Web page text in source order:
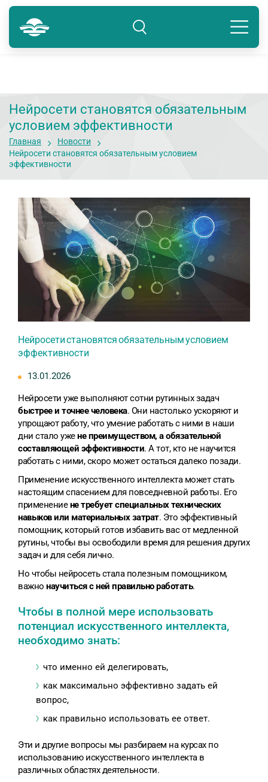
Краснодар
Подразделение: Краснодар
8 800 234-80-99
Нейросети становятся обязательным
условием эффективности
Главная
Новости
Нейросети становятся обязательным условием
эффективности
Нейросети становятся обязательным условием
эффективности
13.01.2026
Нейросети уже выполняют сотни рутинных задач
быстрее и точнее человека. Они настолько ускоряют и
упрощают работу, что умение работать с ними в наши
дни стало ужене преимуществом, а обязательной
составляющей эффективности. А тот, кто не научится
работать с ними, скоро может остаться далеко позади.
Применение искусственного интеллекта может стать
настоящим спасением для повседневной работы. Его
применениене требует специальных технических
навыков или материальных затрат. Это эффективный
помощник, который готов избавить вас от медленной
рутины, чтобы вы освободили время для решения других
задач и для себя лично.
Но чтобы нейросеть стала полезным помощником,
важно научиться с ней правильно работать.
Чтобы в полной мере использовать
потенциал искусственного интеллекта,
необходимо знать:
что именно ей делегировать,
как максимально эффективно задать ей
вопрос,
как правильно использовать ее ответ.
Эти и другие вопросы мы разбираем на курсах по
использованию искусственного интеллекта в
различных областях деятельности.